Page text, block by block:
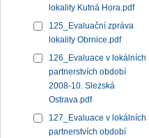
lokality Kutná Hora.pdf
125_Evaluační zpráva
lokality Obrnice.pdf
126_Evaluace v lokálních
partnerstvích období
2008-10. Slezská
Ostrava.pdf
127_Evaluace v lokálních
partnerstvích období